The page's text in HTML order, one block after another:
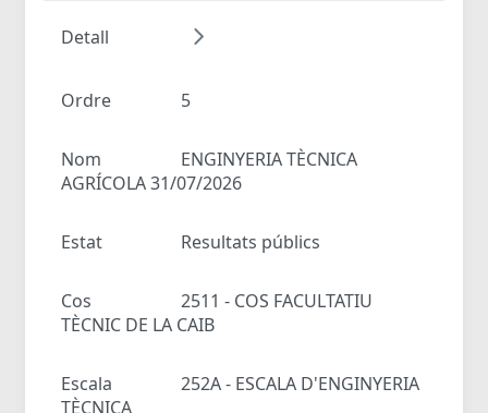
Detall
Ordre 5
Nom
ENGINYERIA TÈCNICA
AGRÍCOLA 31/07/2026
Estat Resultats públics
Cos
2511 - COS FACULTATIU
TÈCNIC DE LA CAIB
Escala
252A - ESCALA D'ENGINYERIA
TÈCNICA